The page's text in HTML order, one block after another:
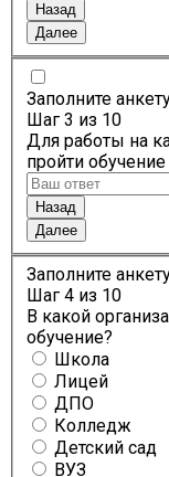
Назад
Далее
Заполните
Шаг 3 из 10
Для работы на
пройти
Назад
Далее
Заполните
Шаг 4 из 10
В какой
обучение?
Школа
Лицей
ДПО
Колледж
Детский сад
ВУЗ